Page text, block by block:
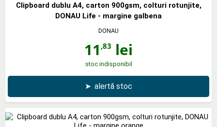
Clipboard dublu A4, carton 900gsm, colturi rotunjite,
DONAU Life - margine galbena
DONAU
11 ,83 lei
stoc indisponibil
➤ alertă stoc